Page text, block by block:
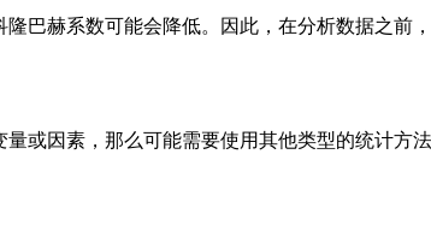
隆巴赫系数可能会降低。因此，在分析数据之
或因素，那么可能需要使用其他类型的统计方